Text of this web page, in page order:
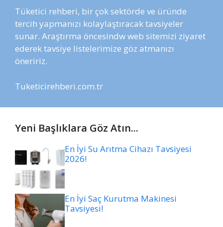
Tüketici rehberi, bir çok sektörde ve üründe
tercih yapmanızı kolaylaştıracak tavsiyeler
sunar. Araştırma öncesindw web sitemizi ziyaret
ederek tavsiye listelerimize göz atmanızı
öneririz.
Tuketicirehberi.com.tr
Yeni Başlıklara Göz Atın...
En İyi Su Arıtma Cihazı Tavsiyesi
2026!
En İyi Saç Kurutma Makinesi
Tavsiyesi!